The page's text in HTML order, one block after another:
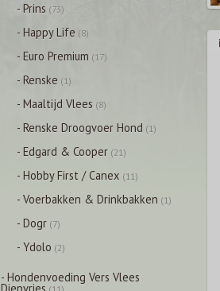
- Prins (73)
- Happy Life (8)
- Euro Premium (17)
- Renske (1)
- Maaltijd Vlees (8)
- Renske Droogvoer Hond (1)
- Edgard & Cooper (21)
- Hobby First / Canex (11)
- Voerbakken & Drinkbakken (1)
- Dogr (7)
- Ydolo (2)
- Hondenvoeding Vers Vlees